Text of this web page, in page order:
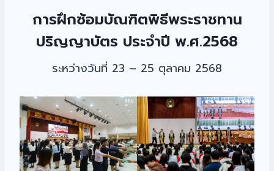
การฝึกซ้อมบัณฑิตพิธีพระราชทาน
ปริญญาบัตร ประจำปี พ.ศ.2568
ระหว่างวันที่ 23 – 25 ตุลาคม 2568